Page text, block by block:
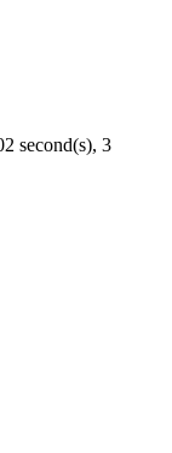
second(s), 3